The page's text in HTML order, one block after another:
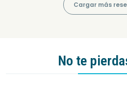
Cargar más
No te